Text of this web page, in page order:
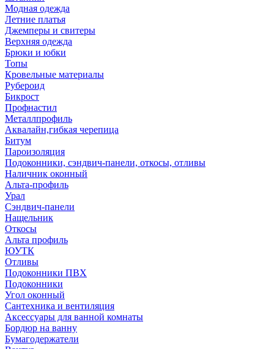
Модная одежда
Летние платья
Джемперы и свитеры
Верхняя одежда
Брюки и юбки
Топы
Кровельные материалы
Рубероид
Бикрост
Профнастил
Металлпрофиль
Аквалайн,гибкая черепица
Битум
Пароизоляция
Подоконники, сэндвич-панели, откосы, отливы
Наличник оконный
Альта-профиль
Урал
Сэндвич-панели
Нащельник
Откосы
Альта профиль
ЮУТК
Отливы
Подоконники ПВХ
Подоконники
Угол оконный
Сантехника и вентиляция
Аксессуары для ванной комнаты
Бордюр на ванну
Бумагодержатели